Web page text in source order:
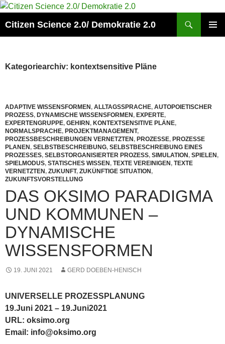
Zum
springen
Citizen Science 2.0/ Demokratie 2.0
Kategoriearchiv: kontextsensitive Pläne
ADAPTIVE WISSENSFORMEN, ALLTAGSSPRACHE, AUTOPOIETISCHER
PROZESS, DYNAMISCHE WISSENSFORMEN, EXPERTE,
EXPERTENGRUPPE, GEHIRN, KONTEXTSENSITIVE PLÄNE,
NORMALSPRACHE, PROJEKTMANAGEMENT,
PROZESSBESCHREIBUNGEN VERNETZTEN, PROZESSE, PROZESSE
PLANEN, SELBSTBESCHREIBUNG, SELBSTBESCHREIBUNG EINES
PROZESSES, SELBSTORGANISIERTER PROZESS, SIMULATION, SPIELEN,
SPIELMODUS, STATISCHES WISSEN, TEXTE VEREINIGEN, TEXTE
VERNETZTEN, ZUKUNFT, ZUKÜNFTIGE SITUATION,
ZUKUNFTSVORSTELLUNG
DAS OKSIMO PARADIGMA
UND KOMMUNEN –
DYNAMISCHE
WISSENSFORMEN
19. JUNI 2021 GERD DOEBEN-HENISCH
UNIVERSELLE PROZESSPLANUNG
19.Juni 2021 – 19.Juni2021
URL: oksimo.org
Email: info@oksimo.org